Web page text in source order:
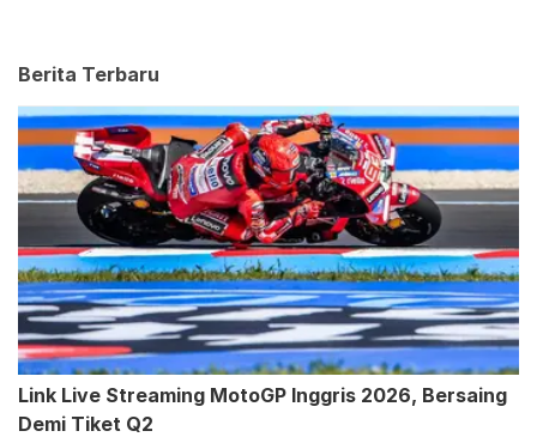
Berita Terbaru
Link Live Streaming MotoGP Inggris 2026, Bersaing
Demi Tiket Q2